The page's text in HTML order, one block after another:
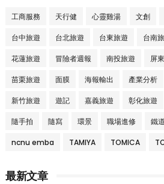
工商服務 天行健 心靈雞湯 文創
台中旅遊 台北旅遊 台東旅遊 台南
花蓮旅遊 冒險者週報 南投旅遊 屏
苗栗旅遊 面膜 海報輸出 產業分析
新竹旅遊 遊記 嘉義旅遊 彰化旅遊
隨手拍 隨寫 環景 職場進修 鐵
ncnu emba TAMIYA TOMICA
最新文章